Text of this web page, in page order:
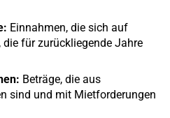
Einnahmen, die sich auf
für zurückliegende Jahre
Beträge, die aus
sind und mit Mietforderungen